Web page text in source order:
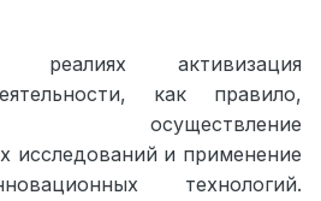
реалиях активизация
как правило,
осуществление
исследований и применение
технологий.